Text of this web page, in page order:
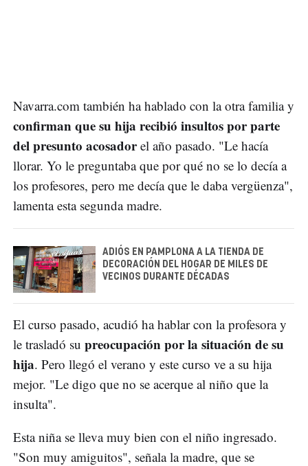
Navarra.com también ha hablado con la otra familia y
confirman que su hija recibió insultos por parte
del presunto acosadorel año pasado. "Le hacía
llorar. Yo le preguntaba que por qué no se lo decía a
los profesores, pero me decía que le daba vergüenza",
lamenta esta segunda madre.
ADIÓS EN PAMPLONA A LA TIENDA DE
DECORACIÓN DEL HOGAR DE MILES DE
VECINOS DURANTE DÉCADAS
El curso pasado, acudió ha hablar con la profesora y
le trasladó su preocupación por la situación de su
hija. Pero llegó el verano y este curso ve a su hija
mejor. "Le digo que no se acerque al niño que la
insulta".
Esta niña se lleva muy bien con el niño ingresado.
"Son muy amiguitos", señala la madre, que se